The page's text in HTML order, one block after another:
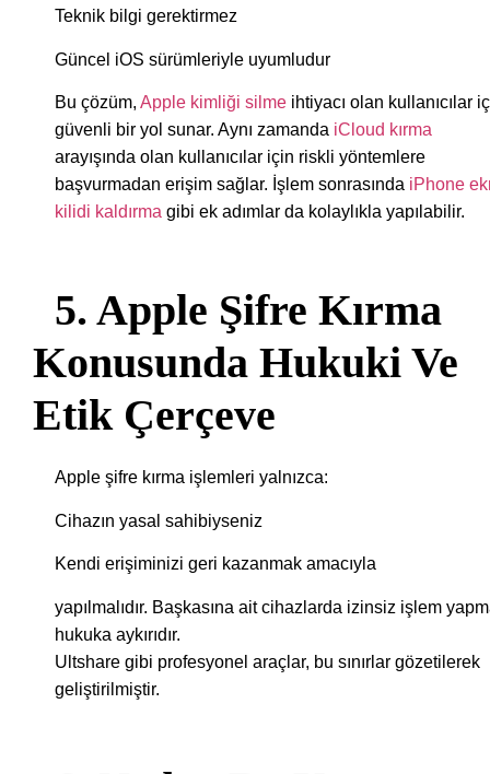
Teknik bilgi gerektirmez
Güncel iOS sürümleriyle uyumludur
Bu çözüm, Apple kimliği silme ihtiyacı olan kullanıcılar
güvenli bir yol sunar. Aynı zamanda iCloud kırma
arayışında olan kullanıcılar için riskli yöntemlere
başvurmadan erişim sağlar. İşlem sonrasında iPhone
kilidi kaldırma gibi ek adımlar da kolaylıkla yapılabilir.
5. Apple Şifre Kırma
Konusunda Hukuki Ve
Etik Çerçeve
Apple şifre kırma işlemleri yalnızca:
Cihazın yasal sahibiyseniz
Kendi erişiminizi geri kazanmak amacıyla
yapılmalıdır. Başkasına ait cihazlarda izinsiz işlem
hukuka aykırıdır.
Ultshare gibi profesyonel araçlar, bu sınırlar gözetilerek
geliştirilmiştir.